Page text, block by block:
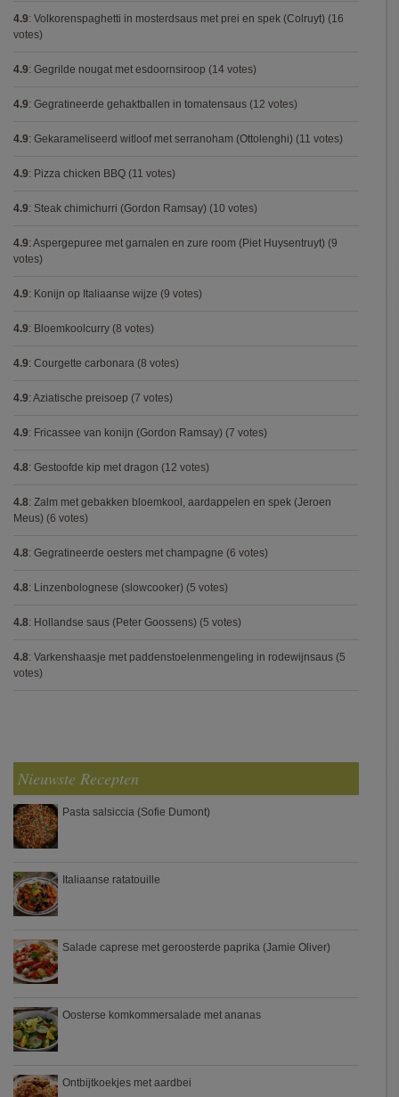
4.9: Volkorenspaghetti in mosterdsaus met prei en spek (Colruyt) (16
votes)
4.9: Gegrilde nougat met esdoornsiroop (14 votes)
4.9: Gegratineerde gehaktballen in tomatensaus (12 votes)
4.9: Gekarameliseerd witloof met serranoham (Ottolenghi) (11 votes)
4.9: Pizza chicken BBQ (11 votes)
4.9: Steak chimichurri (Gordon Ramsay) (10 votes)
4.9: Aspergepuree met garnalen en zure room (Piet Huysentruyt) (9
votes)
4.9: Konijn op Italiaanse wijze (9 votes)
4.9: Bloemkoolcurry (8 votes)
4.9: Courgette carbonara (8 votes)
4.9: Aziatische preisoep (7 votes)
4.9: Fricassee van konijn (Gordon Ramsay) (7 votes)
4.8: Gestoofde kip met dragon (12 votes)
4.8: Zalm met gebakken bloemkool, aardappelen en spek (Jeroen
Meus) (6 votes)
4.8: Gegratineerde oesters met champagne (6 votes)
4.8: Linzenbolognese (slowcooker) (5 votes)
4.8: Hollandse saus (Peter Goossens) (5 votes)
4.8: Varkenshaasje met paddenstoelenmengeling in rodewijnsaus (5
votes)
Nieuwste Recepten
Pasta salsiccia (Sofie Dumont)
Italiaanse ratatouille
Salade caprese met geroosterde paprika (Jamie Oliver)
Oosterse komkommersalade met ananas
Ontbijtkoekjes met aardbei